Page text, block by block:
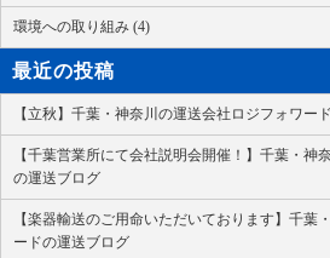
環境への取り組み (4)
最近の投稿
【立秋】千葉・神奈川の運送会社ロジフォワー
【千葉営業所にて会社説明会開催！】千葉・神
の運送ブログ
【楽器輸送のご用命いただいております】千葉
ードの運送ブログ